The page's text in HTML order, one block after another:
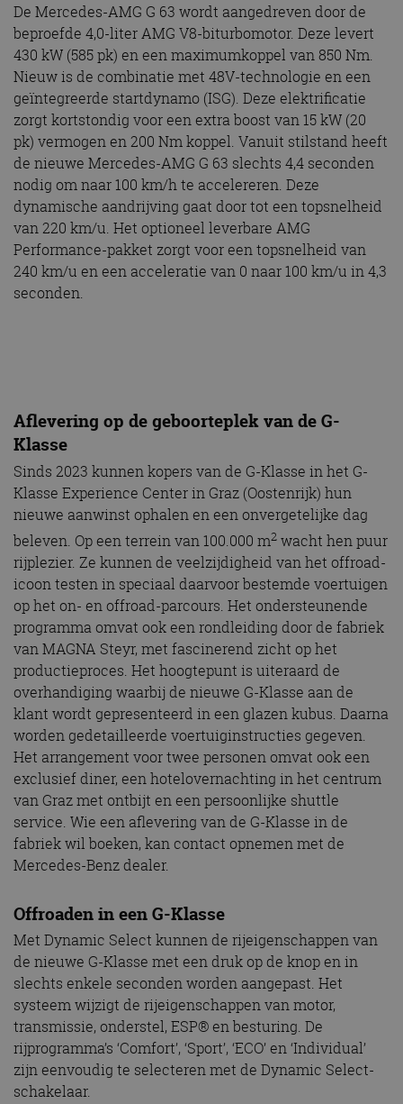
De Mercedes-AMG G 63 wordt aangedreven door de
beproefde 4,0-liter AMG V8-biturbomotor. Deze levert
430 kW (585 pk) en een maximumkoppel van 850 Nm.
Nieuw is de combinatie met 48V-technologie en een
geïntegreerde startdynamo (ISG). Deze elektrificatie
zorgt kortstondig voor een extra boost van 15 kW (20
pk) vermogen en 200 Nm koppel. Vanuit stilstand heeft
de nieuwe Mercedes-AMG G 63 slechts 4,4 seconden
nodig om naar 100 km/h te accelereren. Deze
dynamische aandrijving gaat door tot een topsnelheid
van 220 km/u. Het optioneel leverbare AMG
Performance-pakket zorgt voor een topsnelheid van
240 km/u en een acceleratie van 0 naar 100 km/u in 4,3
seconden.
Aflevering op de geboorteplek van de G-
Klasse
Sinds 2023 kunnen kopers van de G-Klasse in het G-
Klasse Experience Center in Graz (Oostenrijk) hun
nieuwe aanwinst ophalen en een onvergetelijke dag
beleven. Op een terrein van 100.000 m2 wacht hen puur
rijplezier. Ze kunnen de veelzijdigheid van het offroad-
icoon testen in speciaal daarvoor bestemde voertuigen
op het on- en offroad-parcours. Het ondersteunende
programma omvat ook een rondleiding door de fabriek
van MAGNA Steyr, met fascinerend zicht op het
productieproces. Het hoogtepunt is uiteraard de
overhandiging waarbij de nieuwe G-Klasse aan de
klant wordt gepresenteerd in een glazen kubus. Daarna
worden gedetailleerde voertuiginstructies gegeven.
Het arrangement voor twee personen omvat ook een
exclusief diner, een hotelovernachting in het centrum
van Graz met ontbijt en een persoonlijke shuttle
service. Wie een aflevering van de G-Klasse in de
fabriek wil boeken, kan contact opnemen met de
Mercedes-Benz dealer.
Offroaden in een G-Klasse
Met Dynamic Select kunnen de rijeigenschappen van
de nieuwe G-Klasse met een druk op de knop en in
slechts enkele seconden worden aangepast. Het
systeem wijzigt de rijeigenschappen van motor,
transmissie, onderstel, ESP® en besturing. De
rijprogramma’s ‘Comfort’, ‘Sport’, ‘ECO’ en ‘Individual’
zijn eenvoudig te selecteren met de Dynamic Select-
schakelaar.